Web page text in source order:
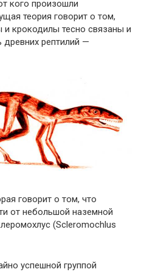
кого произошли
теория говорит о том,
и крокодилы тесно связаны и
древних рептилий —
говорит о том, что
от небольшой наземной
(Scleromochlus
успешной группой